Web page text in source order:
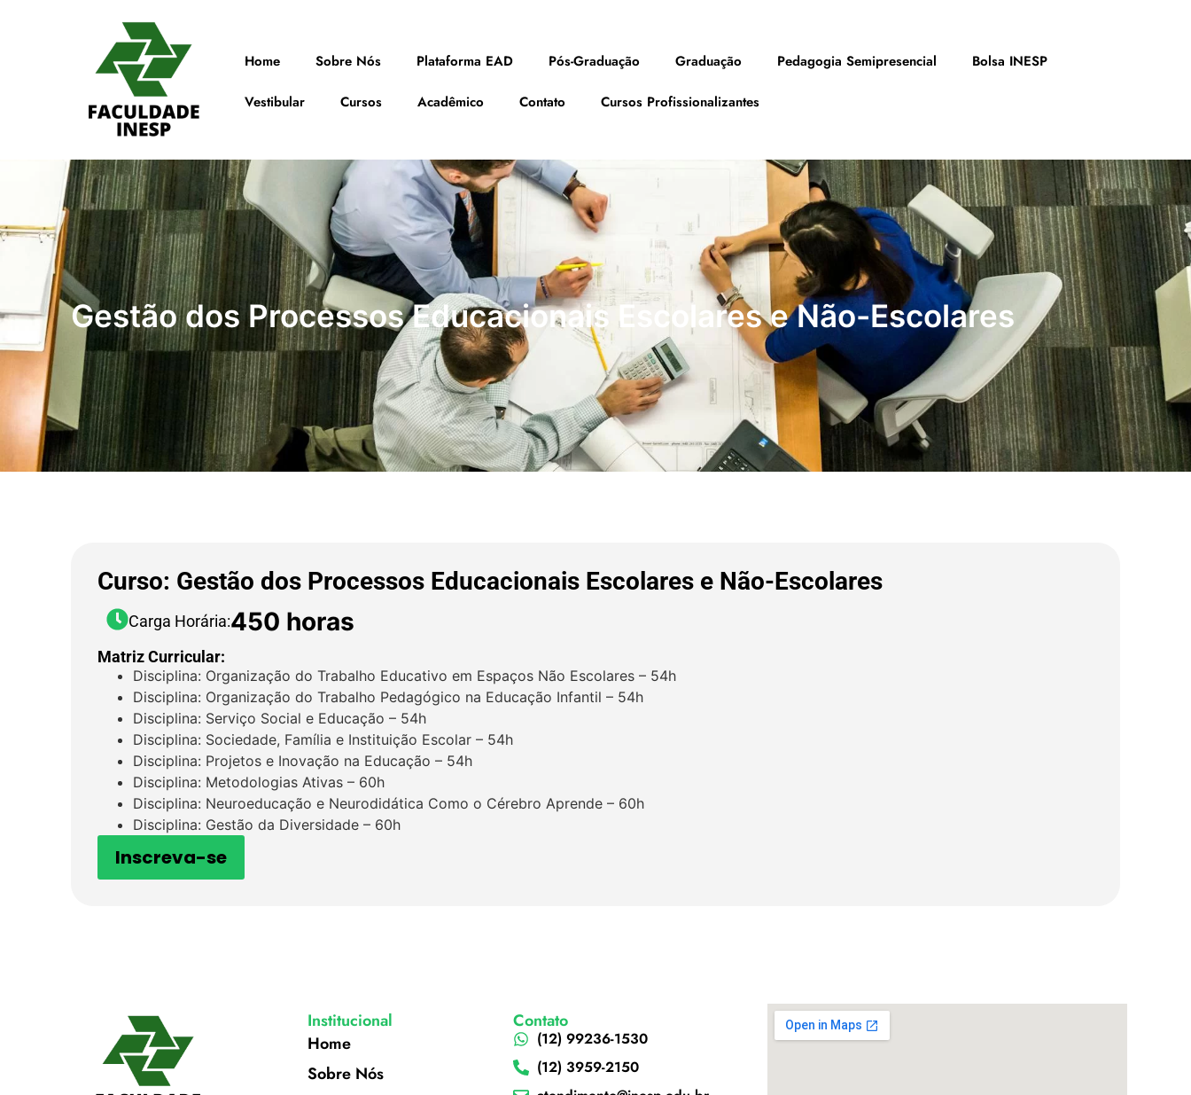
Home Sobre Nós Plataforma EAD Pós-Graduação Graduação Pedagogia Semipresencial Bolsa INESP
Vestibular Cursos Acadêmico Contato Cursos Profissionalizantes
Gestão dos Processos Educacionais Escolares e Não-Escolares
Curso: Gestão dos Processos Educacionais Escolares e Não-Escolares
Carga Horária:450 horas
Matriz Curricular:
Disciplina: Organização do Trabalho Educativo em Espaços Não Escolares – 54h
Disciplina: Organização do Trabalho Pedagógico na Educação Infantil – 54h
Disciplina: Serviço Social e Educação – 54h
Disciplina: Sociedade, Família e Instituição Escolar – 54h
Disciplina: Projetos e Inovação na Educação – 54h
Disciplina: Metodologias Ativas – 60h
Disciplina: Neuroeducação e Neurodidática Como o Cérebro Aprende – 60h
Disciplina: Gestão da Diversidade – 60h
Inscreva-se
Institucional
Home
Sobre Nós
Contato
(12) 99236-1530
(12) 3959-2150